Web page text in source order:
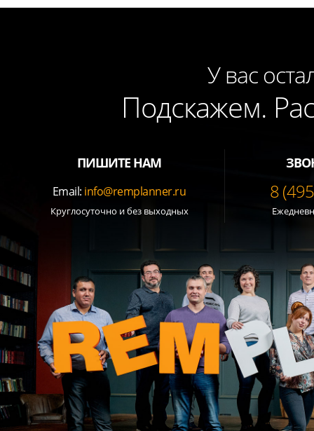
У вас
Подскажем.
ПИШИТЕ НАМ
Email: info@remplanner.ru
Круглосуточно и без выходных
8